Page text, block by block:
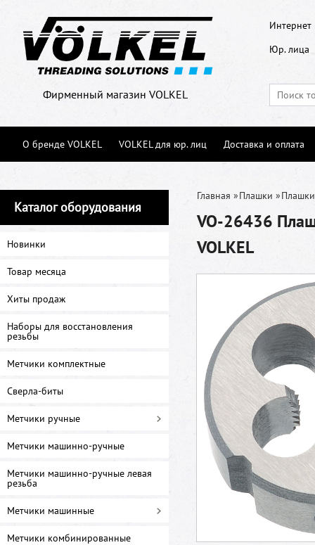
Фирменный магазин VOLKEL
Интернет
Юр. лица
О бренде VOLKEL VOLKEL для юр. лиц Доставка и оплата
Каталог оборудования
Новинки
Товар месяца
Хиты продаж
Наборы для восстановления
резьбы
Метчики комплектные
Сверла-биты
Метчики ручные
Метчики машинно-ручные
Метчики машинно-ручные левая
резьба
Метчики машинные
Метчики комбинированные
Главная »Плашки »
VO-26436
VOLKEL